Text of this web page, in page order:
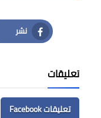
نشر
Facebook
تعليقات
تعليقات Facebook